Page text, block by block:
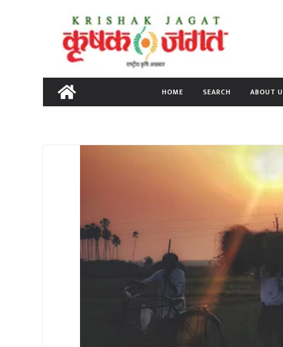
content
HOME SEARCH ABOUT